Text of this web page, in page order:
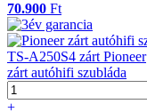
70.900 Ft
TS-A250S4 zárt Pioneer
zárt autóhifi szubláda
+